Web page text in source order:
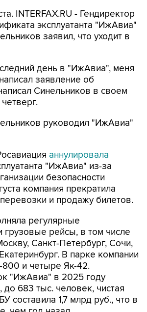
INTERFAX.RU - Гендиректор
эксплуатанта "ИжАвиа"
заявил, что уходит в
день в "ИжАвиа", меня
заявление об
Синельников в своем
руководил "ИжАвиа"
аннулировала
"ИжАвиа" из-за
безопасности
компания прекратила
и продажу билетов.
регулярные
грузовые рейсы, в том числе
Санкт-Петербург, Сочи,
В парке компании
и четыре Як-42.
"ИжАвиа" в 2025 году
до 683 тыс. человек, чистая
составила 1,7 млрд руб., что в